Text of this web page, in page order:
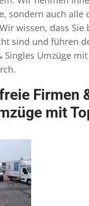
sondern auch alle
wissen, dass
sind und führen
Singles Umzüge
Firmen
mit